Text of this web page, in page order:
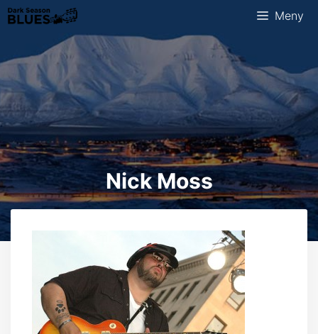
Hopp
til
Meny
Nick Moss